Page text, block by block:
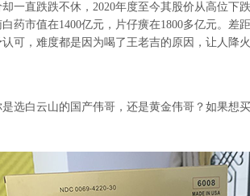
一直跌跌不休，2020年度至今其股价从高位下
药市值在1400亿元，片仔癀在1800多亿元。差
可，难度都是因为喝了王老吉的原因，让人降
选白云山的国产伟哥，还是黄金伟哥？如果想